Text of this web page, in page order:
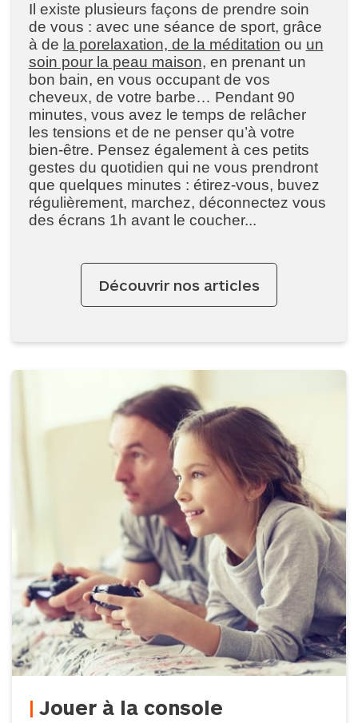
Il existe plusieurs façons de prendre soin
de vous : avec une séance de sport, grâce
à de la porelaxation, de la méditation ou un
soin pour la peau maison, en prenant un
bon bain, en vous occupant de vos
cheveux, de votre barbe… Pendant 90
minutes, vous avez le temps de relâcher
les tensions et de ne penser qu’à votre
bien-être. Pensez également à ces petits
gestes du quotidien qui ne vous prendront
que quelques minutes : étirez-vous, buvez
régulièrement, marchez, déconnectez vous
des écrans 1h avant le coucher...
Découvrir nos articles
Jouer à la console